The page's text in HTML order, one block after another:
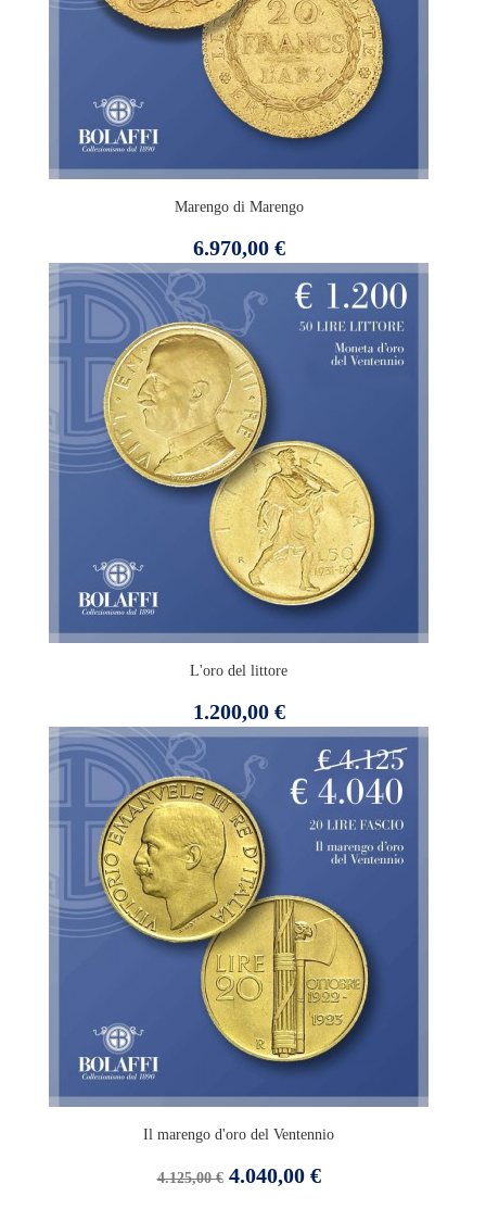
Marengo di Marengo
Prezzo
6.970,00 €
L'oro del littore
Prezzo
1.200,00 €
Il marengo d'oro del Ventennio
Prezzo
4.125,00 € Prezzo
4.040,00 €